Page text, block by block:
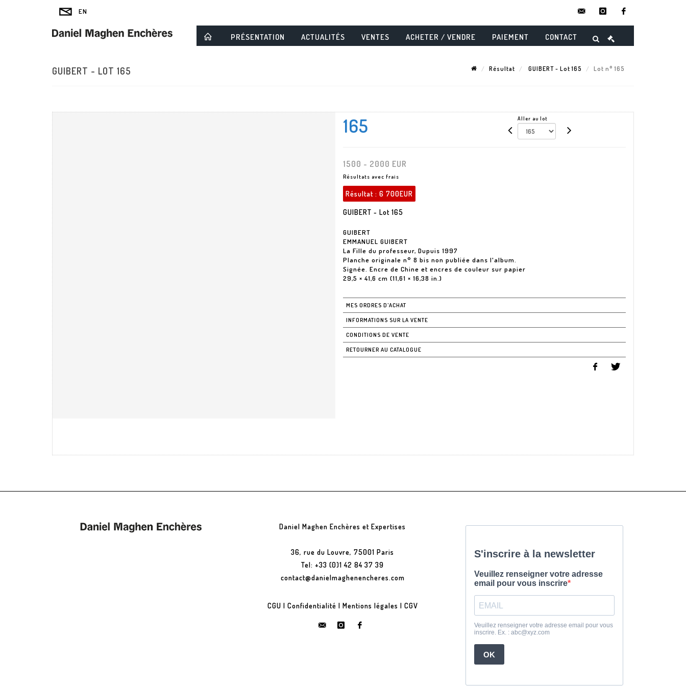
instagram
PRÉSENTATION ACTUALITÉS VENTES ACHETER / VENDRE PAIEMENT CONTACT
GUIBERT - LOT 165 Résultat GUIBERT - Lot 165 Lot n° 165
165 Aller au lot
1500 - 2000 EUR
Résultats avec frais
Résultat : 6 700EUR
GUIBERT - Lot 165
GUIBERT
EMMANUEL GUIBERT
La Fille du professeur, Dupuis 1997
Planche originale n° 8 bis non publiée dans l'album.
Signée. Encre de Chine et encres de couleur sur papier
29,5 × 41,6 cm (11,61 × 16,38 in.)
MES ORDRES D'ACHAT
INFORMATIONS SUR LA VENTE
CONDITIONS DE VENTE
RETOURNER AU CATALOGUE
Daniel Maghen Enchères et Expertises
36, rue du Louvre, 75001 Paris
Tel: +33 (0)1 42 84 37 39
contact@danielmaghenencheres.com
CGU | Confidentialité | Mentions légales | CGV